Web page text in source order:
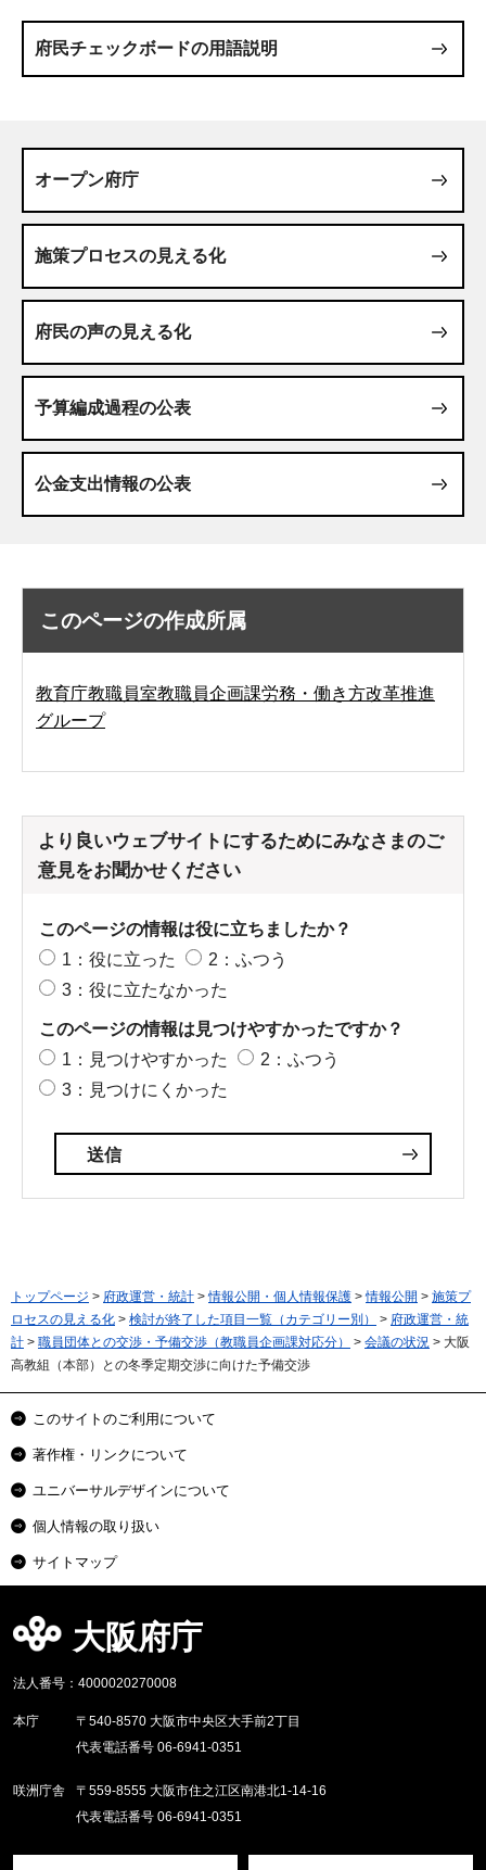
府民チェックボードの用語説明
オープン府庁
施策プロセスの見える化
府民の声の見える化
予算編成過程の公表
公金支出情報の公表
このページの作成所属
教育庁教職員室教職員企画課労務・働き方改革推進
グループ
より良いウェブサイトにするためにみなさまのご
意見をお聞かせください
このページの情報は役に立ちましたか？
1：役に立った
2：ふつう
3：役に立たなかった
このページの情報は見つけやすかったですか？
1：見つけやすかった
2：ふつう
3：見つけにくかった
トップページ > 府政運営・統計 >情報公開・個人情報保護 >情報公開 > 施策プ
ロセスの見える化 > 検討が終了した項目一覧（カテゴリー別） > 府政運営・統
計 > 職員団体との交渉・予備交渉（教職員企画課対応分） > 会議の状況 > 大阪
高教組（本部）との冬季定期交渉に向けた予備交渉
このサイトのご利用について
著作権・リンクについて
ユニバーサルデザインについて
個人情報の取り扱い
サイトマップ
大阪府庁
法人番号：4000020270008
本庁
〒540-8570 大阪市中央区大手前2丁目
代表電話番号 06-6941-0351
咲洲庁舎
〒559-8555 大阪市住之江区南港北1-14-16
代表電話番号 06-6941-0351